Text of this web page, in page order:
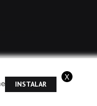
INSTALAR
X